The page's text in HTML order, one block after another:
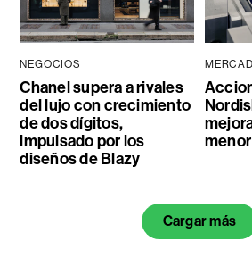
NEGOCIOS
Chanel supera a rivales
del lujo con crecimiento
de dos dígitos,
impulsado por los
diseños de Blazy
Cargar más